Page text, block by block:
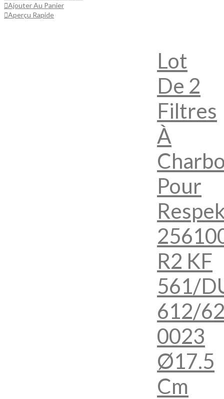
Ajouter Au Panier
Aperçu Rapide
Lot
De 2
Filtres
À
Pour
R2 KF
561/
612/
0023
Ø17.5
Cm